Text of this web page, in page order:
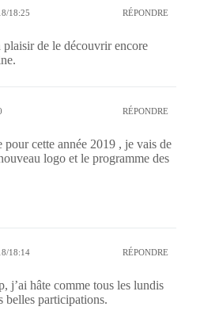
18:25 RÉPONDRE
plaisir de le découvrir encore
RÉPONDRE
cette année 2019 , je vais de
logo et le programme des
18:14 RÉPONDRE
j’ai hâte comme tous les lundis
belles participations.